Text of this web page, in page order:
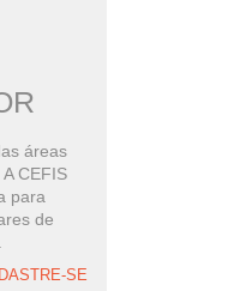
áreas
CEFIS
para
de
SE